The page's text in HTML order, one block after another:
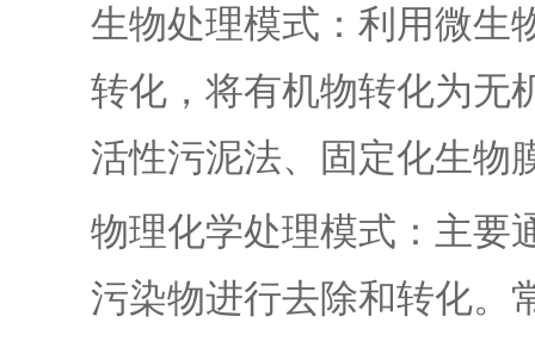
生物处理模式：利用微生
转化，将有机物转化为无
活性污泥法、固定化生物
物理化学处理模式：主要
污染物进行去除和转化。